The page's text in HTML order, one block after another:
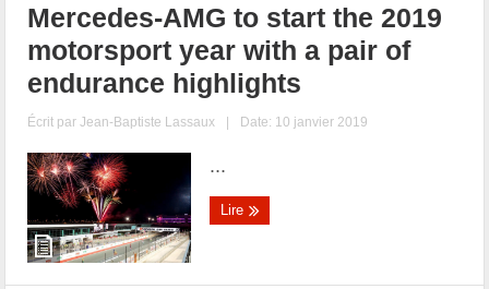
Mercedes-AMG to start the 2019
motorsport year with a pair of
endurance highlights
Écrit parJean-Baptiste Lassaux | Date: 10 janvier 2019
...
Lire